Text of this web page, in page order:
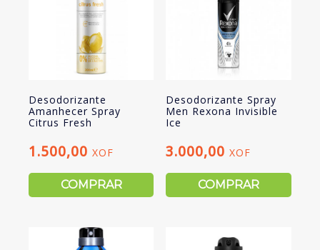
Desodorizante
Amanhecer Spray
Citrus Fresh
1.500,00 XOF
COMPRAR
Desodorizante Spray
Men Rexona Invisible
Ice
3.000,00XOF
COMPRAR